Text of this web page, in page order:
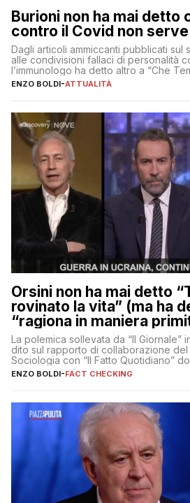
Burioni non ha mai detto
contro il Covid non
Dagli articoli ammiccanti pubblicati sul
alle condivisioni fallaci di personalità
l’immunologo ha detto altro a “Che
ENZO BOLDI-ATTUALITÀ
Orsini non ha mai detto
rovinato la vita” (ma ha
“ragiona in maniera
La polemica sollevata da “Il Giornale”
dito sul rapporto di collaborazione
Sociologia con “Il Fatto Quotidiano”
erano volati stracci
ENZO BOLDI-FACT CHECKING